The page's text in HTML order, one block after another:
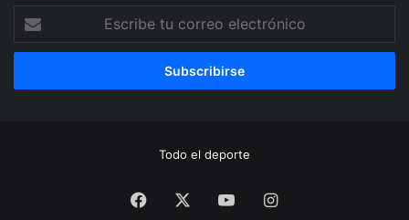
tu
correo
Todo el deporte
Facebook YouTubeInstagram